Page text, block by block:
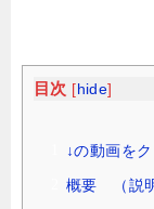
目次 [ hide]
↓の動画を
概要 （説